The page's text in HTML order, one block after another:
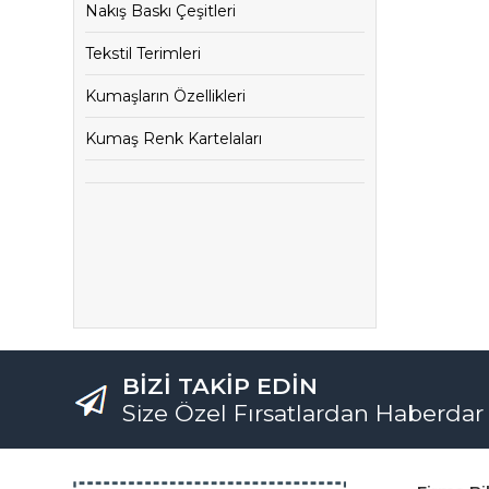
Nakış Baskı Çeşitleri
Tekstil Terimleri
Kumaşların Özellikleri
Kumaş Renk Kartelaları
BİZİ TAKİP EDİN
Size Özel Fırsatlardan